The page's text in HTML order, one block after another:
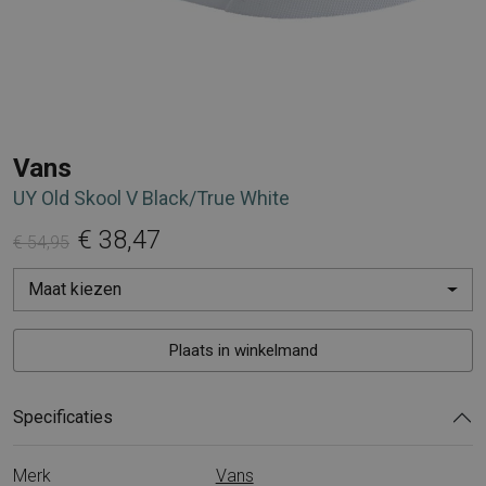
Vans
UY Old Skool V Black/True White
€ 54,95 € 38,47
Maat kiezen
Plaats in winkelmand
Specificaties
Merk
Vans